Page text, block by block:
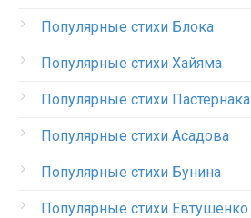
Популярные стихи Блока
Популярные стихи Хайяма
Популярные стихи Пастернака
Популярные стихи Асадова
Популярные стихи Бунина
Популярные стихи Евтушенко